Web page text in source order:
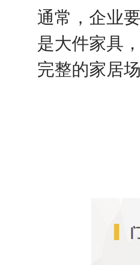
通常，企业
是大件家具
完整的家居